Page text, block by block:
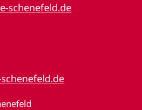
schenefeld.de